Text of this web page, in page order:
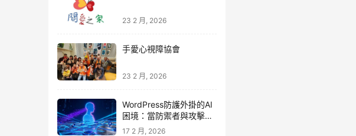
23 2 月, 2026
手愛心視障協會
23 2 月, 2026
WordPress防護外掛的AI
困境：當防禦者與攻擊者
同時升級
17 2 月, 2026